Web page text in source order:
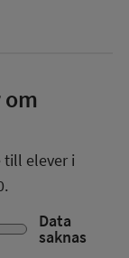
till elever i
Data
saknas